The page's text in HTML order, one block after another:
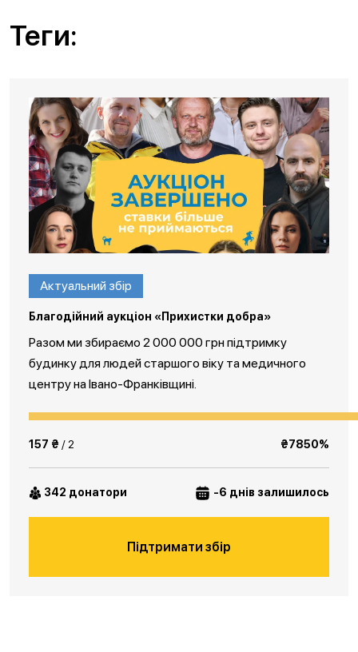
Теги:
Актуальний збір
Благодійний аукціон «Прихистки добра»
Разом ми збираємо 2 000 000 грн підтримку
будинку для людей старшого віку та медичного
центру на Івано-Франківщині.
157 ₴ / 2 ₴7850%
342 донатори -6 днів залишилось
Підтримати збір